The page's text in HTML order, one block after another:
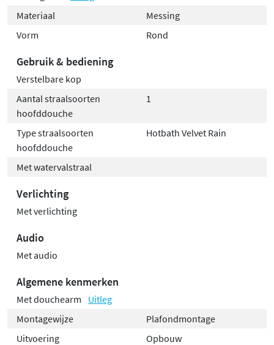
Materiaal
Messing
Vorm
Rond
Gebruik & bediening
Verstelbare kop
Aantal straalsoorten
hoofddouche
1
Type straalsoorten
hoofddouche
Hotbath Velvet Rain
Met watervalstraal
Verlichting
Met verlichting
Audio
Met audio
Algemene kenmerken
Met douchearm
Uitleg
Montagewijze
Plafondmontage
Uitvoering
Opbouw